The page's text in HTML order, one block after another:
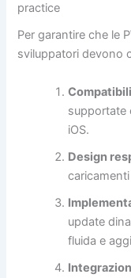
practice
Per garantire che le
sviluppatori devono
supportate
iOS.
Design
update
fluida e